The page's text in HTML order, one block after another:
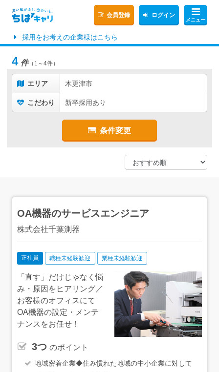
メニュー
会員登録 ログイン
採用をお考えの企業様はこちら
4 件（1～4件）
エリア 木更津市
こだわり 新卒採用あり
条件変更
OA機器のサービスエンジニア
株式会社千葉測器
正社員 職種未経験歓迎 業種未経験歓迎
「直す」だけじゃなく悩
み・原因をヒアリング／
お客様のオフィスにて
OA機器の設定・メンテ
ナンスをお任せ！
3つ のポイント
地域密着企業◆住み慣れた地域の中小企業に対して